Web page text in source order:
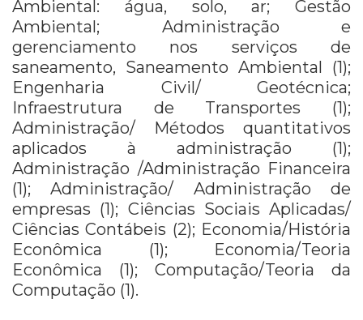
Ambiental: água, solo, ar; Gestão
Ambiental; Administração e
gerenciamento nos serviços de
saneamento, Saneamento Ambiental (1);
Engenharia Civil/ Geotécnica;
Infraestrutura de Transportes (1);
Administração/ Métodos quantitativos
aplicados à administração (1);
Administração /Administração Financeira
(1); Administração/ Administração de
empresas (1); Ciências Sociais Aplicadas/
Ciências Contábeis (2); Economia/História
Econômica (1); Economia/Teoria
Econômica (1); Computação/Teoria da
Computação (1).